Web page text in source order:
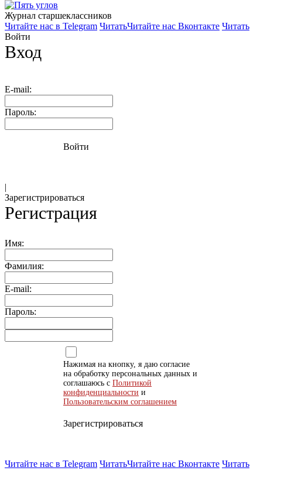
Журнал старшекласcников
Читайте нас в Telegram ЧитатьЧитайте нас Вконтакте Читать
Войти
Вход
E-mail:
Пароль:
Войти
|
Зарегистрироваться
Регистрация
Имя:
Фамилия:
E-mail:
Пароль:
Нажимая на кнопку, я даю согласие
на обработку персональных данных и
соглашаюсь с Политикой
конфиденциальности и
Пользовательским соглашением
Зарегистрироваться
Читайте нас в Telegram ЧитатьЧитайте нас Вконтакте Читать